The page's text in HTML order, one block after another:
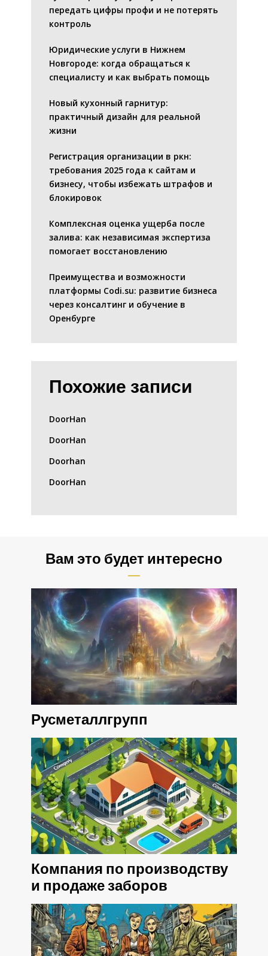
передать цифры профи и не потерять
контроль
Юридические услуги в Нижнем
Новгороде: когда обращаться к
специалисту и как выбрать помощь
Новый кухонный гарнитур:
практичный дизайн для реальной
жизни
Регистрация организации в ркн:
требования 2025 года к сайтам и
бизнесу, чтобы избежать штрафов и
блокировок
Комплексная оценка ущерба после
залива: как независимая экспертиза
помогает восстановлению
Преимущества и возможности
платформы Codi.su: развитие бизнеса
через консалтинг и обучение в
Оренбурге
Похожие записи
DoorHan
DoorHan
Doorhan
DoorHan
Вам это будет интересно
Русметаллгрупп
Компания по производству
и продаже заборов